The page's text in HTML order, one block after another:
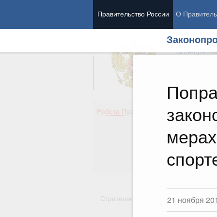
Правительство России О
21 ноября
Вице-
Работа Правительства
Стратегии Государственные